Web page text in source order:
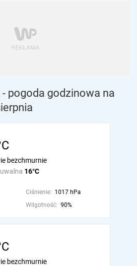
pogoda godzinowa na
16°C
bezchmurnie
Ciśnienie: 1017 hPa
Wilgotność: 90%
bezchmurnie